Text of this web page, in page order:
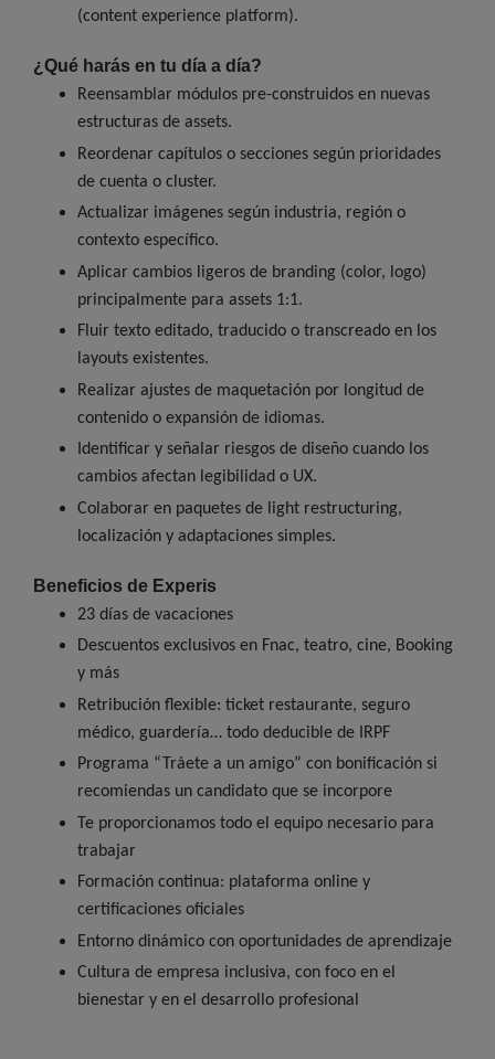
(content experience platform).
¿Qué harás en tu día a día?
Reensamblar módulos pre-construidos en nuevas
estructuras de assets.
Reordenar capítulos o secciones según prioridades
de cuenta o cluster.
Actualizar imágenes según industria, región o
contexto específico.
Aplicar cambios ligeros de branding (color, logo)
principalmente para assets 1:1.
Fluir texto editado, traducido o transcreado en los
layouts existentes.
Realizar ajustes de maquetación por longitud de
contenido o expansión de idiomas.
Identificar y señalar riesgos de diseño cuando los
cambios afectan legibilidad o UX.
Colaborar en paquetes de light restructuring,
localización y adaptaciones simples.
Beneficios de Experis
23 días de vacaciones
Descuentos exclusivos en Fnac, teatro, cine, Booking
y más
Retribución flexible: ticket restaurante, seguro
médico, guardería… todo deducible de IRPF
Programa “Tráete a un amigo” con bonificación si
recomiendas un candidato que se incorpore
Te proporcionamos todo el equipo necesario para
trabajar
Formación continua: plataforma online y
certificaciones oficiales
Entorno dinámico con oportunidades de aprendizaje
Cultura de empresa inclusiva, con foco en el
bienestar y en el desarrollo profesional